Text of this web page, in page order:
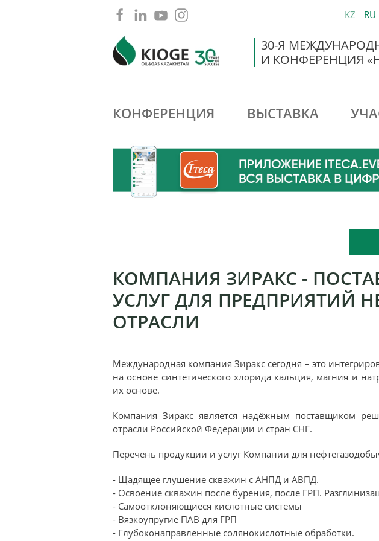
KZ RU
30-Я
И КОНФЕРЕНЦИЯ
КОНФЕРЕНЦИЯ ВЫСТАВКА
КОМПАНИЯ ЗИРАКС -
УСЛУГ ДЛЯ ПРЕДПРИЯТИЙ
ОТРАСЛИ
Международная компания Зиракс сегодня – это
на основе синтетического хлорида кальция, магния и
их основе.
Компания Зиракс является надёжным поставщиком
отрасли Российской Федерации и стран СНГ.
Перечень продукции и услуг Компании для
- Щадящее глушение скважин с АНПД и АВПД.
- Освоение скважин после бурения, после ГРП.
- Самоотклоняющиеся кислотные системы
- Вязкоупругие ПАВ для ГРП
- Глубоконаправленные солянокислотные обработки.